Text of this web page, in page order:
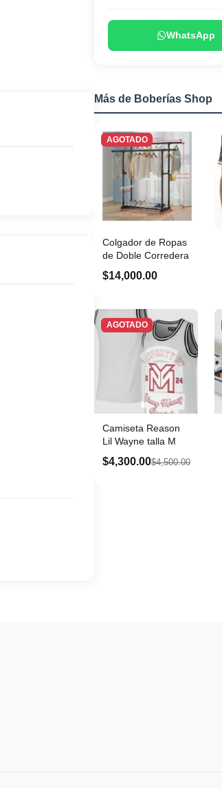
WhatsApp
Más de Boberías Shop
AGOTADO
Colgador de Ropas
de Doble Corredera
$14,000.00
AGOTADO
Camiseta Reason
Lil Wayne talla M
$4,300.00$4,500.00